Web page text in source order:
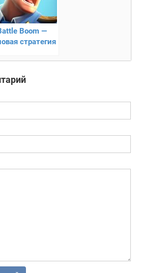
Boom —
стратегия